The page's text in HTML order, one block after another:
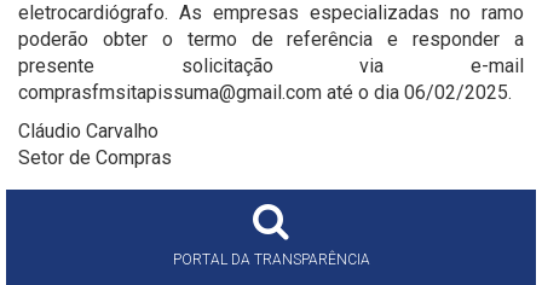
eletrocardiógrafo. As empresas especializadas no ramo
poderão obter o termo de referência e responder a
presente solicitação via e-mail
comprasfmsitapissuma@gmail.com até o dia 06/02/2025.
Cláudio Carvalho
Setor de Compras
PORTAL DA TRANSPARÊNCIA